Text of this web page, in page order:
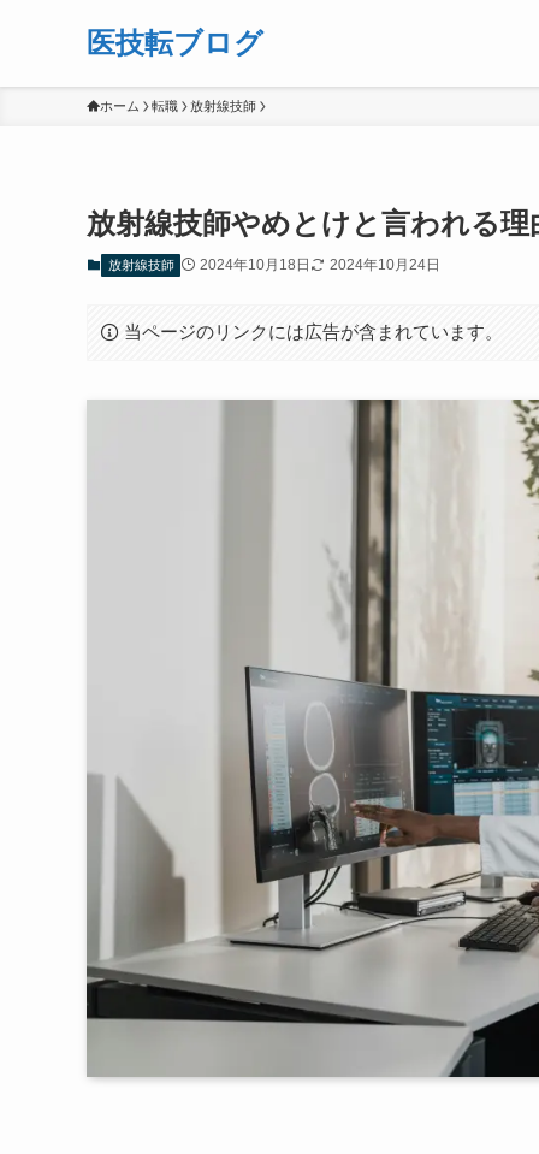
医技転ブログ
ホーム 転職 放射線技師
放射線技師やめとけと言われる
放射線技師 2024年10月18日 2024年10月24日
当ページのリンクには広告が含まれています。